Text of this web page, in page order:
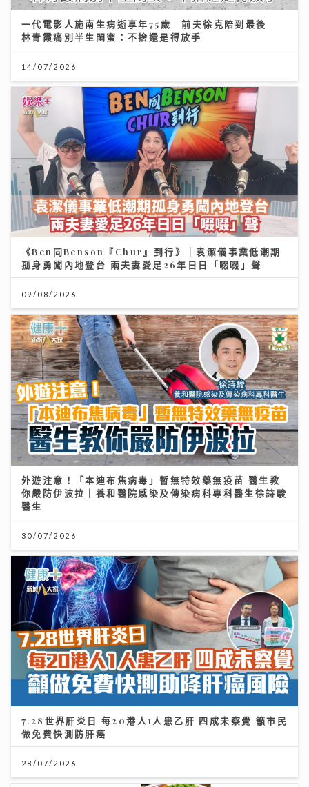
一代電影人施南生病逝享年75歲 前夫徐克陪到最後
林青霞痛別半生閨蜜：不捨還是得放手
14/07/2026
《Ben同Benson『Chur』到行》｜袁潔儀事業低潮期
孤身勇闖內地登台 兩夫妻愛足26年日日「啜啜」聲
09/08/2026
外遊注意！「本迪布焦病毒」暫無特效藥無疫苗 醫生教
你嚴防伊波拉｜養和醫院感染及傳染病科專科醫生徐詩駿
醫生
30/07/2026
7.28世界肝炎日 每20港人1人患乙肝 四成未察覺 籲市民
做免費快測防肝癌
28/07/2026